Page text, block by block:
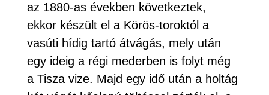
az 1880-as években következtek,
ekkor készült el a Körös-toroktól a
vasúti hídig tartó átvágás, mely után
egy ideig a régi mederben is folyt még
a Tisza vize. Majd egy idő után a holtág